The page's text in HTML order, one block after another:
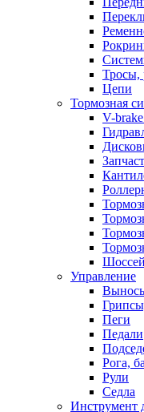
Тросы,
Цепи
Тормозная
V-
Управление
Пеги
Педали
Рога,
Рули
Седла
Инструмент